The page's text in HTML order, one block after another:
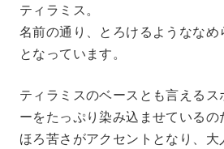
ティラミス。
名前の通り、とろけるようなな
となっています。
ティラミスのベースとも言えるス
ーをたっぷり染み込ませているの
ほろ苦さがアクセントとなり、